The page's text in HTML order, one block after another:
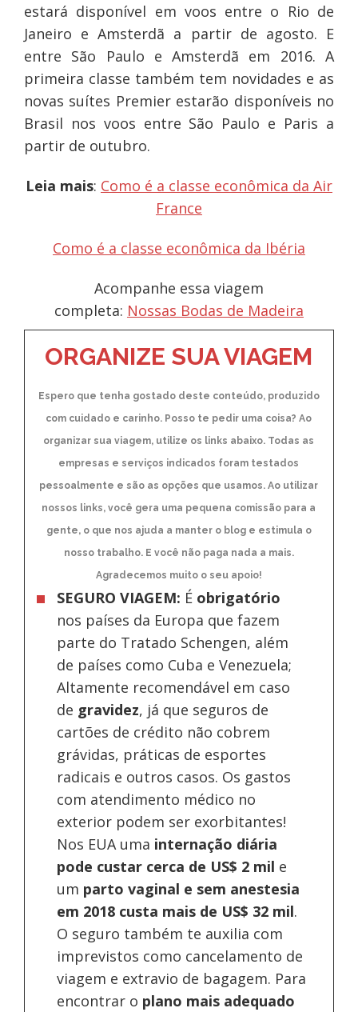
estará disponível em voos entre o Rio de
Janeiro e Amsterdã a partir de agosto. E
entre São Paulo e Amsterdã em 2016. A
primeira classe também tem novidades e as
novas suítes Premier estarão disponíveis no
Brasil nos voos entre São Paulo e Paris a
partir de outubro.
Leia mais: Como é a classe econômica da Air
France
Como é a classe econômica da Ibéria
Acompanhe essa viagem
completa: Nossas Bodas de Madeira
ORGANIZE SUA VIAGEM
Espero que tenha gostado deste conteúdo, produzido
com cuidado e carinho. Posso te pedir uma coisa? Ao
organizar sua viagem, utilize os links abaixo. Todas as
empresas e serviços indicados foram testados
pessoalmente e são as opções que usamos. Ao utilizar
nossos links, você gera uma pequena comissão para a
gente, o que nos ajuda a manter o blog e estimula o
nosso trabalho. E você não paga nada a mais.
Agradecemos muito o seu apoio!
SEGURO VIAGEM: É obrigatório
nos países da Europa que fazem
parte do Tratado Schengen, além
de países como Cuba e Venezuela;
Altamente recomendável em caso
de gravidez, já que seguros de
cartões de crédito não cobrem
grávidas, práticas de esportes
radicais e outros casos. Os gastos
com atendimento médico no
exterior podem ser exorbitantes!
Nos EUA uma internação diária
pode custar cerca de US$ 2 mil e
um parto vaginal e sem anestesia
em 2018 custa mais de US$ 32 mil.
O seguro também te auxilia com
imprevistos como cancelamento de
viagem e extravio de bagagem. Para
encontrar o plano mais adequado